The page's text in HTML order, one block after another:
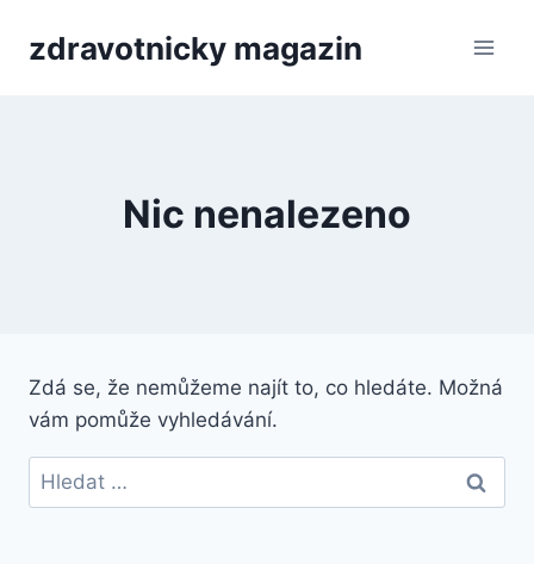
zdravotnicky magazin
Nic nenalezeno
Zdá se, že nemůžeme najít to, co hledáte. Možná
vám pomůže vyhledávání.
Vyhledávání